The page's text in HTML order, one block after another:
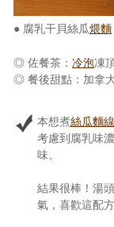
● 腐乳干貝絲瓜煨麵
◎ 佐餐茶： 冷泡凍
◎ 餐後甜點：加拿
本想煮絲瓜麵線
考慮到腐乳味
味。
結果很棒！湯
氣，喜歡這配方